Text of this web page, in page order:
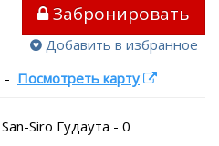
Забронировать
Добавить в избранное
- Посмотреть карту